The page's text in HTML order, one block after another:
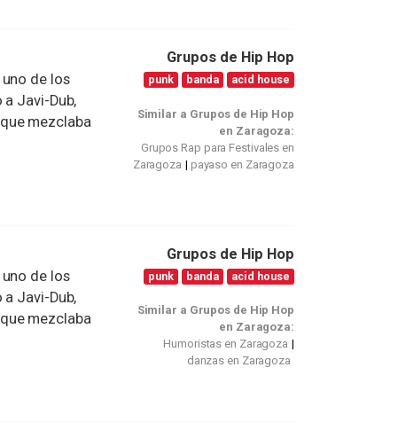
uno de los
Javi-Dub,
mezclaba
Grupos de Hip Hop
punk banda acid house
Similar a Grupos de Hip Hop
en Zaragoza:
Grupos Rap para Festivales en
Zaragoza
payaso en Zaragoza
uno de los
Javi-Dub,
mezclaba
Grupos de Hip Hop
punk banda acid house
Similar a Grupos de Hip Hop
en Zaragoza:
Humoristas en Zaragoza
danzas en Zaragoza